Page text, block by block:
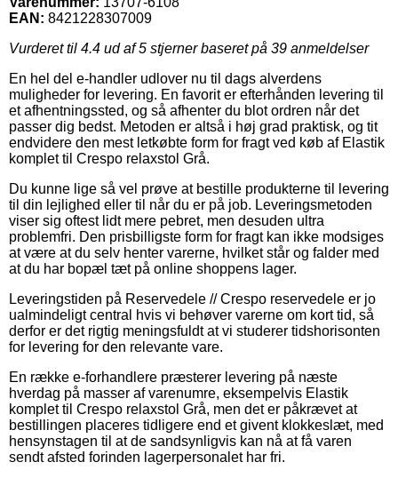
EAN: 8421228307009
Vurderet til 4.4 ud af 5 stjerner baseret på 39 anmeldelser
En hel del e-handler udlover nu til dags alverdens
muligheder for levering. En favorit er efterhånden levering til
et afhentningssted, og så afhenter du blot ordren når det
passer dig bedst. Metoden er altså i høj grad praktisk, og tit
endvidere den mest letkøbte form for fragt ved køb af Elastik
komplet til Crespo relaxstol Grå.
Du kunne lige så vel prøve at bestille produkterne til levering
til din lejlighed eller til når du er på job. Leveringsmetoden
viser sig oftest lidt mere pebret, men desuden ultra
problemfri. Den prisbilligste form for fragt kan ikke modsiges
at være at du selv henter varerne, hvilket står og falder med
at du har bopæl tæt på online shoppens lager.
Leveringstiden på Reservedele // Crespo reservedele er jo
ualmindeligt central hvis vi behøver varerne om kort tid, så
derfor er det rigtig meningsfuldt at vi studerer tidshorisonten
for levering for den relevante vare.
En række e-forhandlere præsterer levering på næste
hverdag på masser af varenumre, eksempelvis Elastik
komplet til Crespo relaxstol Grå, men det er påkrævet at
bestillingen placeres tidligere end et givent klokkeslæt, med
hensynstagen til at de sandsynligvis kan nå at få varen
sendt afsted forinden lagerpersonalet har fri.